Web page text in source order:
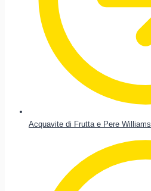
Acquavite di Frutta e Pere Williams